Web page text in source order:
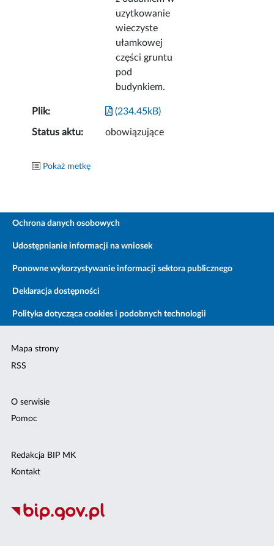
uzytkowanie
wieczyste
ułamkowej
części gruntu
pod
budynkiem.
Plik: (234.45kB)
Status aktu: obowiązujące
Pokaż metkę
Ochrona danych osobowych
Udostępnianie informacji na wniosek
Ponowne wykorzystywanie informacji sektora publicznego
Deklaracja dostępności
Polityka dotycząca cookies i podobnych technologii
Mapa strony
RSS
O serwisie
Pomoc
Redakcja BIP MK
Kontakt